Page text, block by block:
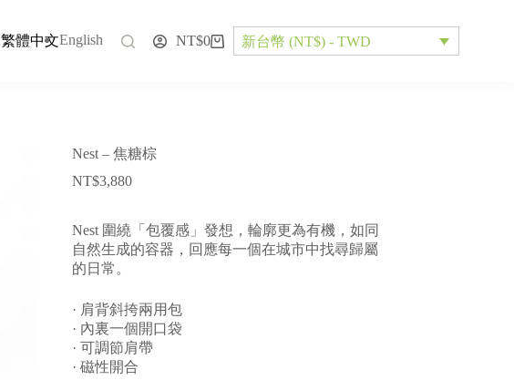
繁體中文English NT$0 新台幣 (NT$) - TWD
Nest – 焦糖棕
NT$3,880
Nest 圍繞「包覆感」發想，輪廓更為有機，如同
自然生成的容器， 回應每一個在城市中找尋歸屬
的日常。
· 肩背斜挎兩用包
· 內裏一個開口袋
· 可調節肩帶
· 磁性開合